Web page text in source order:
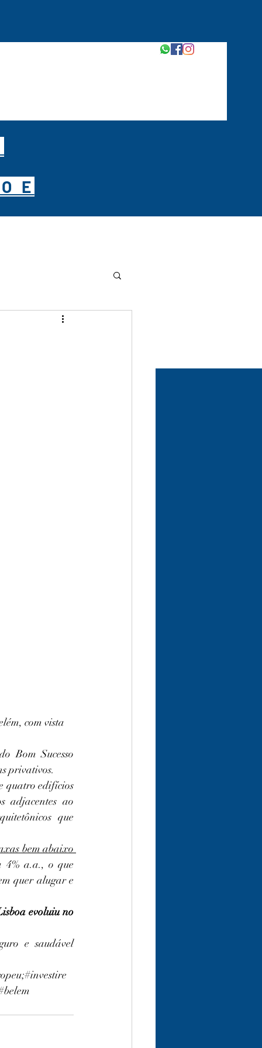
E
com vista
Bom Sucesso
privativos.
quatro edifícios
adjacentes ao
que
bem abaixo
4% a.a., o que
quer alugar e
evoluiu no
e saudável